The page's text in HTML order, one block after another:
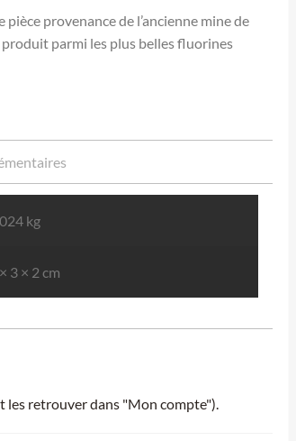
provenance de l’ancienne mine de
parmi les plus belles fluorines
kg
3 × 2 cm
les retrouver dans "Mon compte").